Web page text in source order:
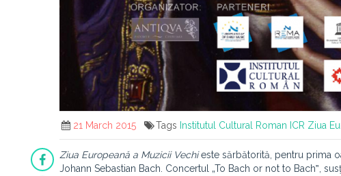
21 March 2015 Tags Institutul Cultural Roman ICR Ziua
Ziua Europeană a Muzicii Vechieste sărbătorită, pentru prima
Johann Sebastian Bach. Concertul „To Bach or not to Bach‟,